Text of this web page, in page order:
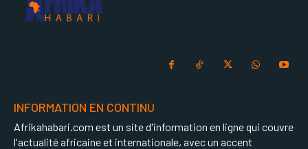
INFORMATION EN CONTINU
Afrikahabari.com est un site d'information en ligne qui couvre
l'actualité africaine et internationale, avec un accent